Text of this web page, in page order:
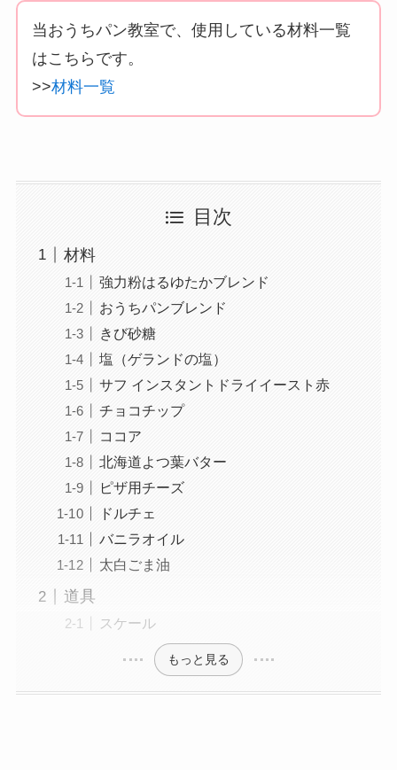
当おうちパン教室で、使用している材料一覧
はこちらです。
>>材料一覧
目次
材料
強力粉はるゆたかブレンド
おうちパンブレンド
きび砂糖
塩（ゲランドの塩）
サフ インスタントドライイースト赤
チョコチップ
ココア
北海道よつ葉バター
ピザ用チーズ
ドルチェ
バニラオイル
太白ごま油
道具
スケール
もっと見る